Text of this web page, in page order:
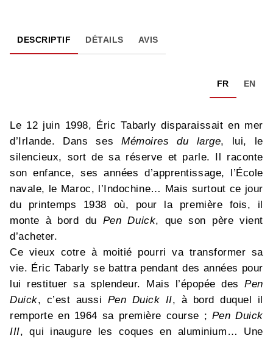
DESCRIPTIF DÉTAILS AVIS
FR EN
Le 12 juin 1998, Éric Tabarly disparaissait en mer
d’Irlande. Dans sesMémoires du large, lui, le
silencieux, sort de sa réserve et parle. Il raconte
son enfance, ses années d’apprentissage, l’École
navale, le Maroc, l’Indochine… Mais surtout ce jour
du printemps 1938 où, pour la première fois, il
monte à bord du Pen Duick, que son père vient
d’acheter.
Ce vieux cotre à moitié pourri va transformer sa
vie. Éric Tabarly se battra pendant des années pour
lui restituer sa splendeur. Mais l’épopée desPen
Duick, c’est aussi Pen Duick II, à bord duquel il
remporte en 1964 sa première course ; Pen Duick
III, qui inaugure les coques en aluminium… Une